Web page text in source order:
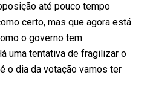
até pouco tempo
certo, mas que agora está
o governo tem
uma tentativa de fragilizar o
o dia da votação vamos ter